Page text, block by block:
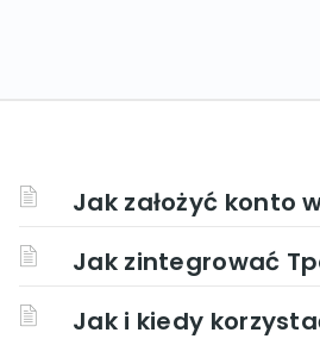
Jak założyć konto
Jak zintegrować
Jak i kiedy